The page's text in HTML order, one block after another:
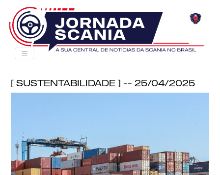
[ Sustentabilidade ] -- 25/04/2025